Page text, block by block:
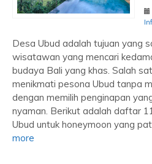
Desa Ubud adalah tujuan yang
wisatawan yang mencari
budaya Bali yang khas. Salah
menikmati pesona Ubud tanpa
dengan memilih penginapan
nyaman. Berikut adalah daftar
Ubud untuk honeymoon yang
more